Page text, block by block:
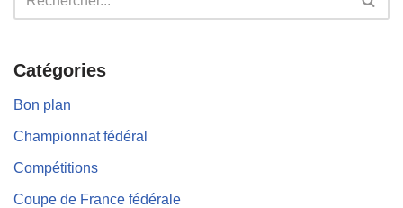
Catégories
Bon plan
Championnat fédéral
Compétitions
Coupe de France fédérale